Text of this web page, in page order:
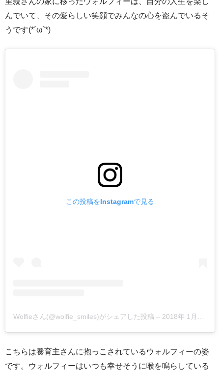
んでいて、その愛らしい笑顔でみんなの心を盗んでいるそ
うです(*´ω`*)
この投稿をInstagramで見る
Wolfieさん(@wolfie_smiles)がシェアした投稿 – 2018年 1月月18日午前5時55分PST
こちらは養育主さんに抱っこされているウォルフィーの姿
です。ウォルフィーはいつも幸せそうに喉を鳴らしている